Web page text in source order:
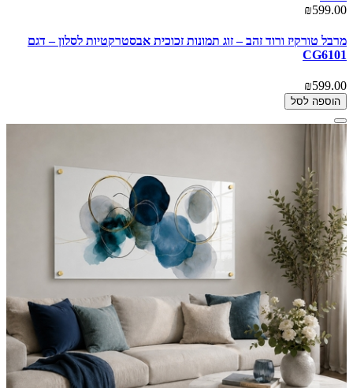
₪599.00
מרבל טורקיז ורוד זהב – זוג תמונות זכוכית אבסטרקטיות לסלון – דגם
CG6101
₪599.00
הוספה לסל